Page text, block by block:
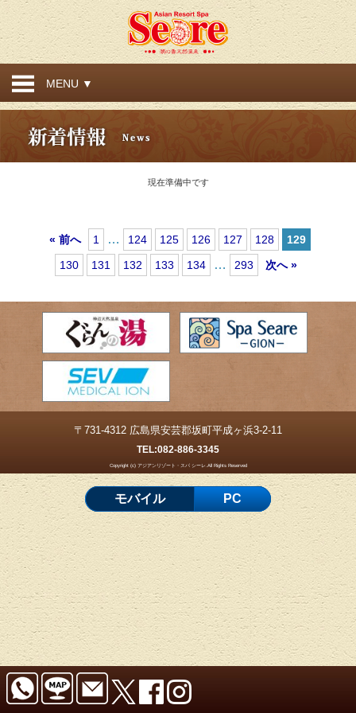
MENU ▼
現在準備中です
« 前へ 1 … 124 125 126 127 128
129
130
131 132 133 134 … 293 次へ »
〒731-4312 広島県安芸郡坂町平成ヶ浜3-2-11
TEL:082-886-3345
Copyright (c) アジアンリゾート・スパ シーレ.All Rights Reserved
モバイル PC